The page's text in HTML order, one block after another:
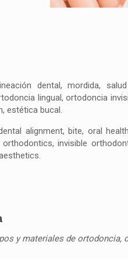
dental, mordida,
lingual, ortodoncia
estética bucal.
alignment, bite, oral
orthodontics, invisible
y materiales de ortodoncia,